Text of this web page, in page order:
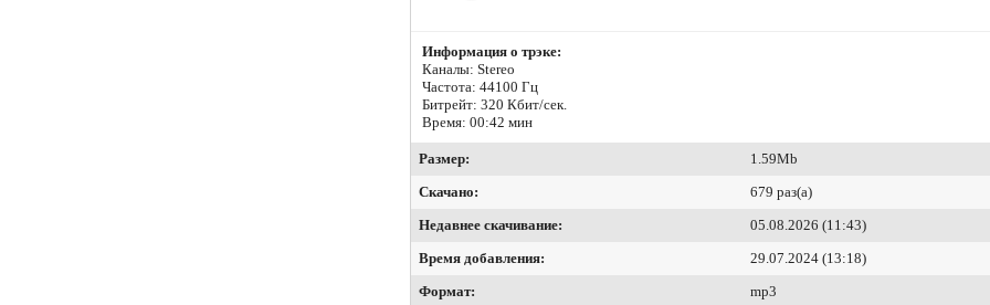
Информация о трэке:
Каналы: Stereo
Частота: 44100 Гц
Битрейт: 320 Кбит/сек.
Время: 00:42 мин
Размер:
1.59Mb
Скачано:
679 раз(а)
Недавнее скачивание:
05.08.2026 (11:43)
Время добавления:
29.07.2024 (13:18)
Формат:
mp3